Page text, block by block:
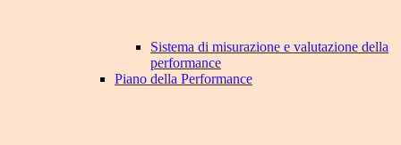
Sistema di misurazione e valutazione della
performance
Piano della Performance